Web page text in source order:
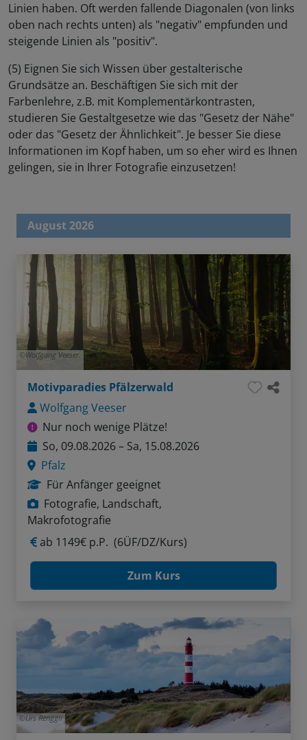
Linien haben. Oft werden fallende Diagonalen (von links
oben nach rechts unten) als "negativ" empfunden und
steigende Linien als "positiv".
(5) Eignen Sie sich Wissen über gestalterische
Grundsätze an. Beschäftigen Sie sich mit der
Farbenlehre, z.B. mit Komplementärkontrasten,
studieren Sie Gestaltgesetze wie das "Gesetz der Nähe"
oder das "Gesetz der Ähnlichkeit". Je besser Sie diese
Informationen im Kopf haben, um so eher wird es Ihnen
gelingen, sie in Ihrer Fotografie einzusetzen!
August 2026
Wolfgang Veeser.
Motivparadies Pfälzerwald
Wolfgang Veeser
Nur noch wenige Plätze!
So, 09.08.2026 – Sa, 15.08.2026
Pfalz
Für Anfänger geeignet
Fotografie, Landschaft,
Makrofotografie
ab 1149€ p.P. (6ÜF/DZ/Kurs)
Zum Kurs
Urs Renggli